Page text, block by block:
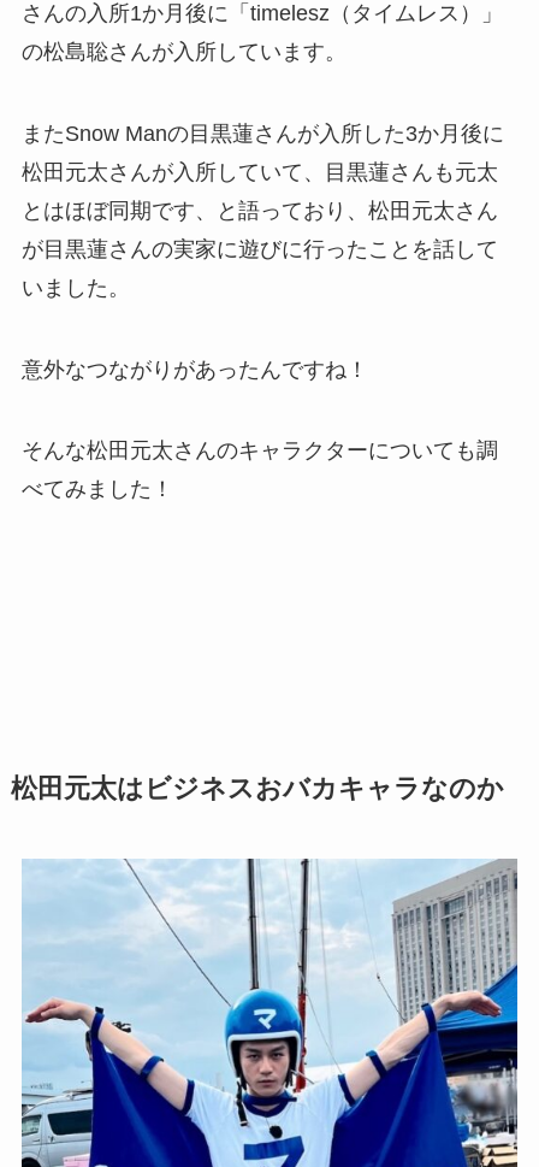
さんの入所1か月後に「timelesz（タイムレス）」
の松島聡さんが入所しています。
またSnow Manの目黒蓮さんが入所した3か月後に
松田元太さんが入所していて、目黒蓮さんも元太
とはほぼ同期です、と語っており、松田元太さん
が目黒蓮さんの実家に遊びに行ったことを話して
いました。
意外なつながりがあったんですね！
そんな松田元太さんのキャラクターについても調
べてみました！
松田元太はビジネスおバカキャラなのか